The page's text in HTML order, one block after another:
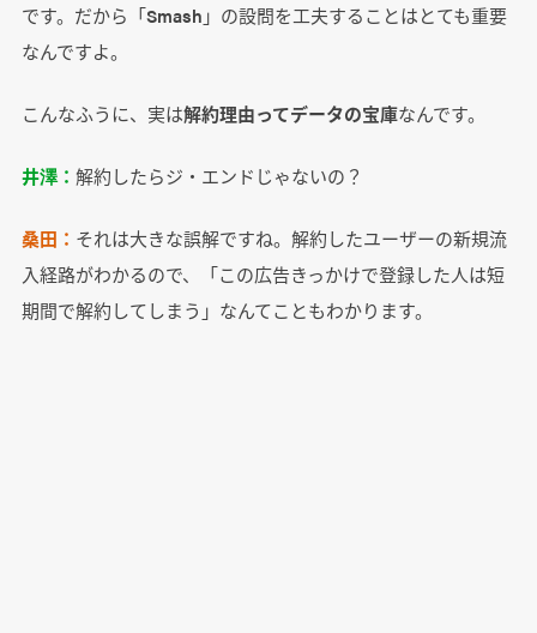
です。だから「Smash」の設問を工夫することはとても重要
なんですよ。
こんなふうに、実は解約理由ってデータの宝庫なんです。
井澤： 解約したらジ・エンドじゃないの？
桑田： それは大きな誤解ですね。解約したユーザーの新規流
入経路がわかるので、「この広告きっかけで登録した人は短
期間で解約してしまう」なんてこともわかります。